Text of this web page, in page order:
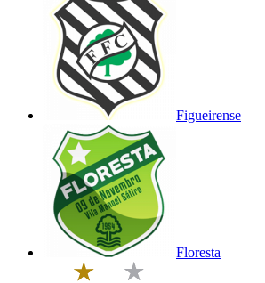
Figueirense
Floresta